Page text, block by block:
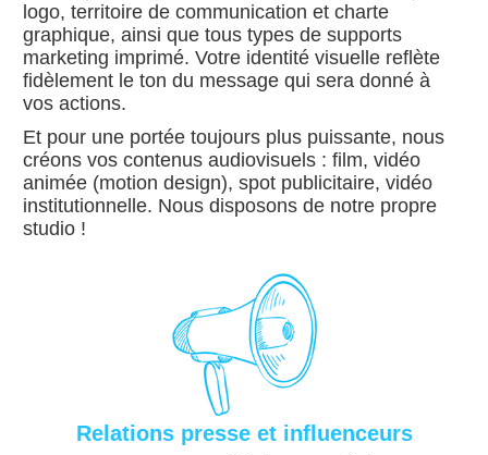
logo, territoire de communication et charte
graphique, ainsi que tous types de supports
marketing imprimé. Votre identité visuelle reflète
fidèlement le ton du message qui sera donné à
vos actions.
Et pour une portée toujours plus puissante, nous
créons vos contenus audiovisuels : film, vidéo
animée (motion design), spot publicitaire, vidéo
institutionnelle. Nous disposons de notre propre
studio !
Relations presse et influenceurs